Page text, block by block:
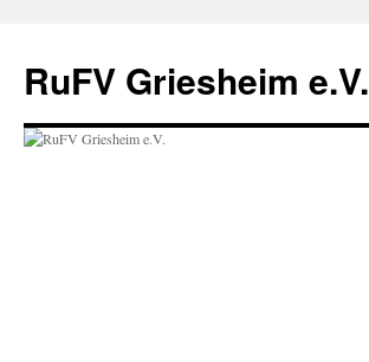
springen
RuFV Griesheim e.V.